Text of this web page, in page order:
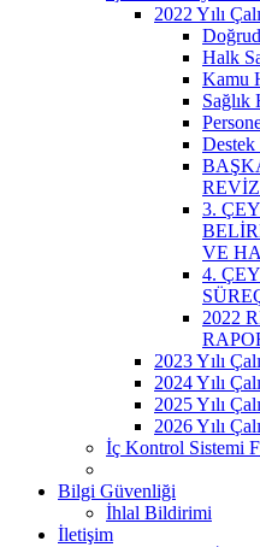
2022 Yılı
Halk
Kamu
Sağlık
Destek
3.
VE
4.
2022
2023 Yılı
2024 Yılı
2025 Yılı
2026 Yılı
İç Kontrol Sistemi
Bilgi Güvenliği
İhlal Bildirimi
İletişim